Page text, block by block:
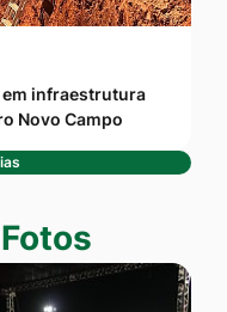
em infraestrutura
Novo Campo